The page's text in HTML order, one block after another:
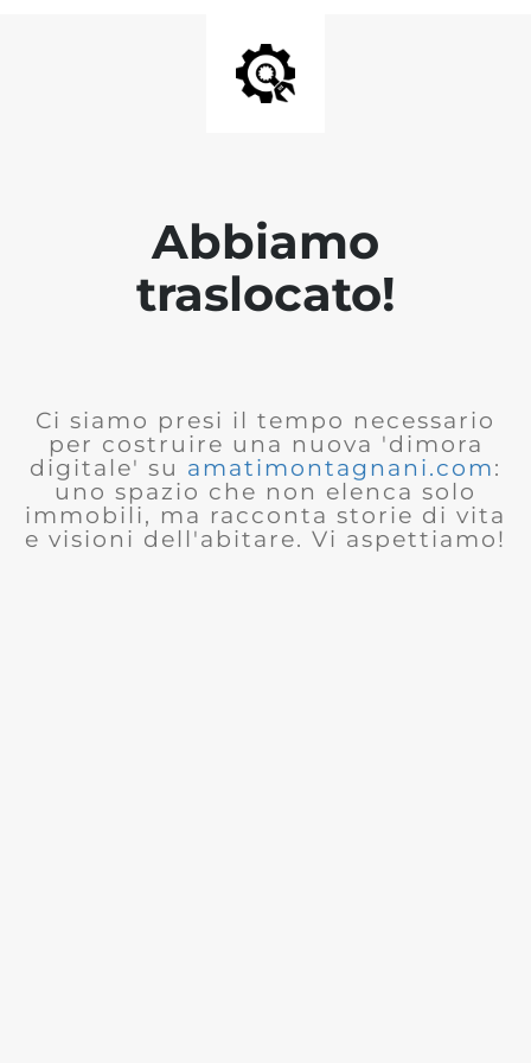
Abbiamo
traslocato!
Ci siamo presi il tempo necessario
per costruire una nuova 'dimora
digitale' su amatimontagnani.com:
uno spazio che non elenca solo
immobili, ma racconta storie di vita
e visioni dell'abitare. Vi aspettiamo!